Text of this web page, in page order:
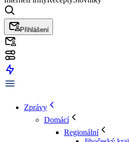
Přihlášení
Zprávy
Domácí
Regionální